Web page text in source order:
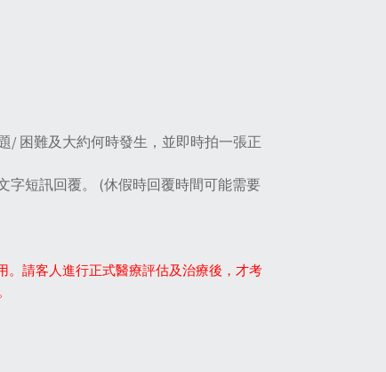
/ 困難及大約何時發生，並即時拍一張正
字短訊回覆。 (休假時回覆時間可能需要
。請客人進行正式醫療評估及治療後，才考